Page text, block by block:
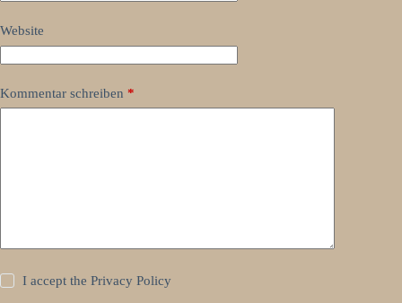
Website
Kommentar schreiben *
I accept thePrivacy Policy